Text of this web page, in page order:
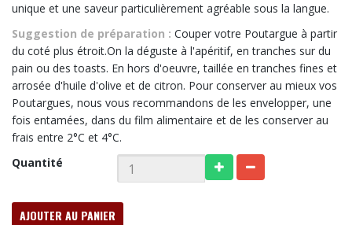
unique et une saveur particulièrement agréable sous la langue.
Suggestion de préparation : Couper votre Poutargue à partir
du coté plus étroit.On la déguste à l'apéritif, en tranches sur du
pain ou des toasts. En hors d'oeuvre, taillée en tranches fines et
arrosée d'huile d'olive et de citron. Pour conserver au mieux vos
Poutargues, nous vous recommandons de les envelopper, une
fois entamées, dans du film alimentaire et de les conserver au
frais entre 2°C et 4°C.
Quantité
AJOUTER AU PANIER